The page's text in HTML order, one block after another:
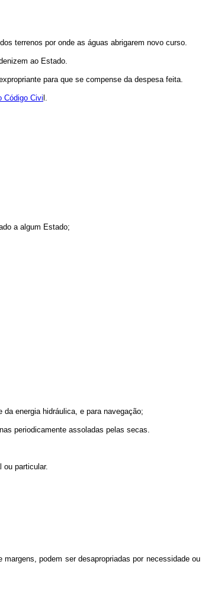
terrenos por onde as águas abrigarem novo curso.
ao Estado.
para que se compense da despesa feita.
Código Civi l.
a algum Estado;
energia hidráulica, e para navegação;
periodicamente assoladas pelas secas.
ou particular.
podem ser desapropriadas por necessidade ou